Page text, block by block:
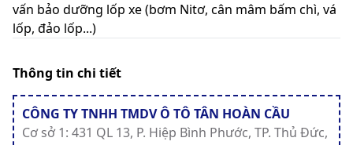
vấn bảo dưỡng lốp xe (bơm Nitơ, cân mâm bấm chì, vá
lốp, đảo lốp...)
Thông tin chi tiết
CÔNG TY TNHH TMDV Ô TÔ TÂN HOÀN CẦU
Cơ sở 1: 431 QL 13, P. Hiệp Bình Phước, TP. Thủ Đức,